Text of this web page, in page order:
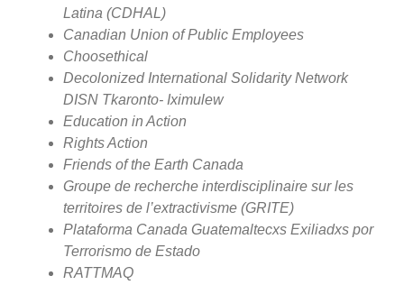
Latina (CDHAL)
Canadian Union of Public Employees
Choosethical
Decolonized International Solidarity Network
DISN Tkaronto- Iximulew
Education in Action
Rights Action
Friends of the Earth Canada
Groupe de recherche interdisciplinaire sur les
territoires de l’extractivisme (GRITE)
Plataforma Canada Guatemaltecxs Exiliadxs por
Terrorismo de Estado
RATTMAQ